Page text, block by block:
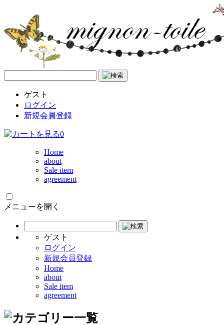
ゲスト
ログイン
新規会員登録
0
Home
about
Sale item
agreement
メニューを開く
ゲスト
ログイン
新規会員登録
Home
about
Sale item
agreement